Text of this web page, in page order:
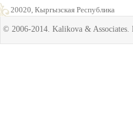
720020, Кыргызская Республика
© 2006-2014. Kalikova &